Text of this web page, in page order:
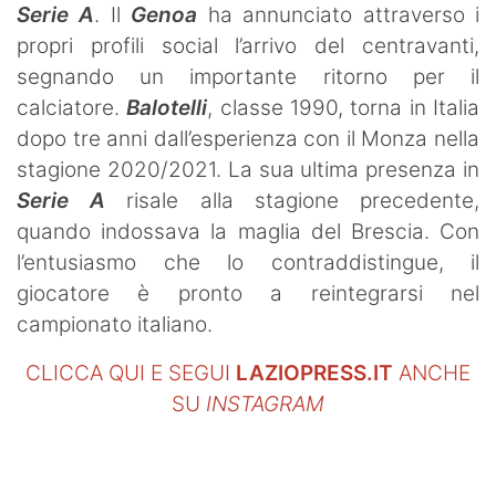
Serie A. Il Genoa ha annunciato attraverso i
propri profili social l’arrivo del centravanti,
segnando un importante ritorno per il
calciatore.Balotelli, classe 1990, torna in Italia
dopo tre anni dall’esperienza con il Monza nella
stagione 2020/2021. La sua ultima presenza in
Serie A risale alla stagione precedente,
quando indossava la maglia del Brescia. Con
l’entusiasmo che lo contraddistingue, il
giocatore è pronto a reintegrarsi nel
campionato italiano.
CLICCA QUI E SEGUI LAZIOPRESS.IT ANCHE
SU INSTAGRAM